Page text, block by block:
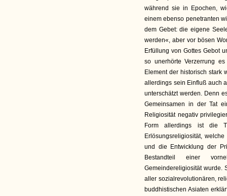
während sie in Epochen,
einem ebenso penetranten
dem Gebet: die eigene
werden«, aber vor bösen
Erfüllung von Gottes Gebot
so unerhörte Verzerrung
Element der historisch stark
allerdings sein Einfluß auch
unterschätzt werden. Denn
Gemeinsamen in der Tat
Religiosität negativ
Form allerdings ist die
Erlösungsreligiosität,
und die Entwicklung der
Bestandteil einer
Gemeindereligiosität wurde.
aller sozialrevolutionären,
buddhistischen Asiaten